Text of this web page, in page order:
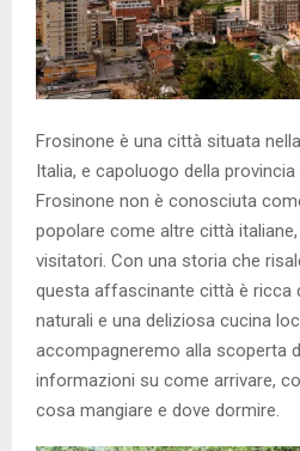
Frosinone è una città situata
Italia, e capoluogo della
Frosinone non è conosciuta
popolare come altre città
visitatori. Con una storia che
questa affascinante città è ricca
naturali e una deliziosa cucina
accompagneremo alla scoperta
informazioni su come arrivare,
cosa mangiare e dove dormire.